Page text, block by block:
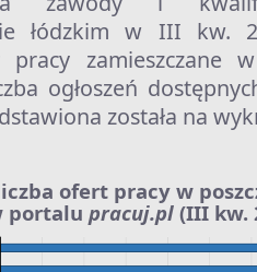
łódzkim w III kw.
pracy zamieszczane
ogłoszeń
została na
ofert pracy w
portalu pracuj.pl (III kw.